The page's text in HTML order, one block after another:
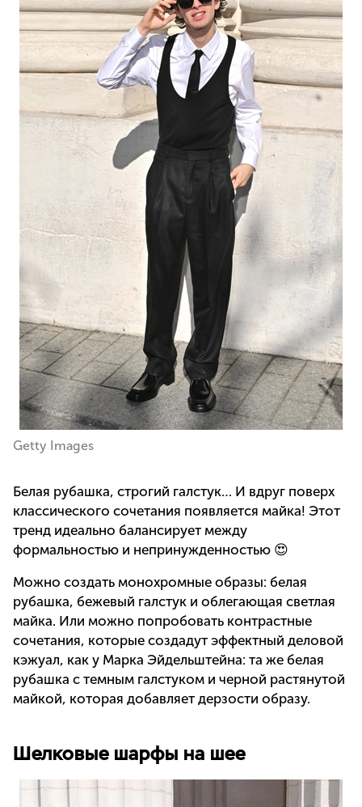
Getty Images
Белая рубашка, строгий галстук… И вдруг поверх
классического сочетания появляется майка! Этот
тренд идеально балансирует между
формальностью и непринужденностью 😍
Можно создать монохромные образы: белая
рубашка, бежевый галстук и облегающая светлая
майка. Или можно попробовать контрастные
сочетания, которые создадут эффектный деловой
кэжуал, как у Марка Эйдельштейна: та же белая
рубашка с темным галстуком и черной растянутой
майкой, которая добавляет дерзости образу.
Шелковые шарфы на шее